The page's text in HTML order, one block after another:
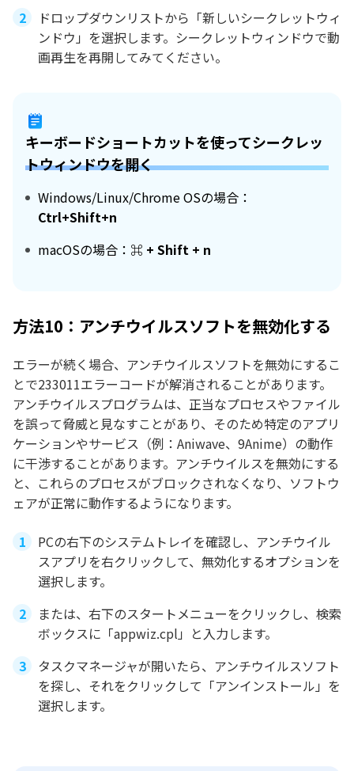
ドロップダウンリストから「新しいシークレットウィ
ンドウ」を選択します。シークレットウィンドウで動
画再生を再開してみてください。
キーボードショートカットを使ってシークレッ
トウィンドウを開く
Windows/Linux/Chrome OSの場合：
Ctrl+Shift+n
macOSの場合： ⌘ + Shift + n
方法10：アンチウイルスソフトを無効化する
エラーが続く場合、アンチウイルスソフトを無効にするこ
とで233011エラーコードが解消されることがあります。
アンチウイルスプログラムは、正当なプロセスやファイル
を誤って脅威と見なすことがあり、そのため特定のアプリ
ケーションやサービス（例：Aniwave、9Anime）の動作
に干渉することがあります。アンチウイルスを無効にする
と、これらのプロセスがブロックされなくなり、ソフトウ
ェアが正常に動作するようになります。
PCの右下のシステムトレイを確認し、アンチウイル
スアプリを右クリックして、無効化するオプションを
選択します。
または、右下のスタートメニューをクリックし、検索
ボックスに「appwiz.cpl」と入力します。
タスクマネージャが開いたら、アンチウイルスソフト
を探し、それをクリックして「アンインストール」を
選択します。